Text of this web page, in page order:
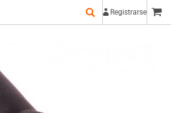
Registrarse